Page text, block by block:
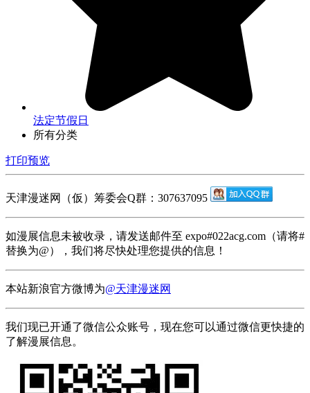
法定节假日
所有分类
打印预览
天津漫迷网（仮）筹委会Q群：307637095
如漫展信息未被收录，请发送邮件至 expo#022acg.com（请将#
替换为@），我们将尽快处理您提供的信息！
本站新浪官方微博为@天津漫迷网
我们现已开通了微信公众账号，现在您可以通过微信更快捷的
了解漫展信息。